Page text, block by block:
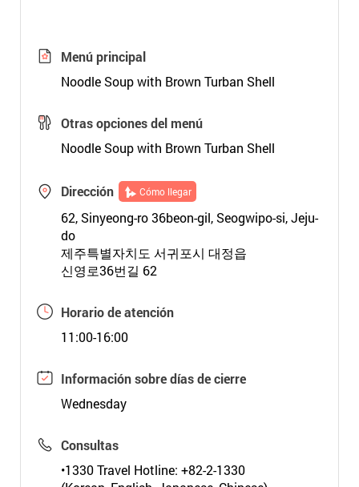
Menú principal
Noodle Soup with Brown Turban Shell
Otras opciones del menú
Noodle Soup with Brown Turban Shell
Dirección Cómo llegar
62, Sinyeong-ro 36beon-gil, Seogwipo-si, Jeju-
do
제주특별자치도 서귀포시 대정읍
신영로36번길 62
Horario de atención
11:00-16:00
Información sobre días de cierre
Wednesday
Consultas
•1330 Travel Hotline: +82-2-1330